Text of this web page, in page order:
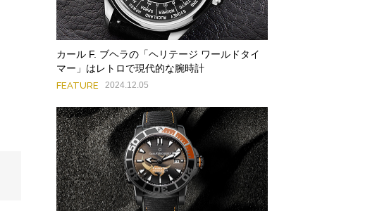
カール F. ブヘラの「ヘリテージ ワールドタイ
マー」はレトロで現代的な腕時計
FEATURE 2024.12.05